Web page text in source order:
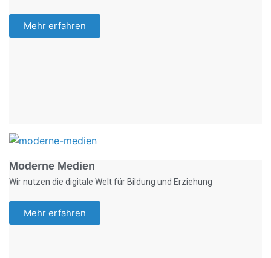
Mehr erfahren
Moderne Medien
Wir nutzen die digitale Welt für Bildung und Erziehung
Mehr erfahren